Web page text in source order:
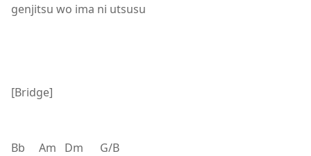
genjitsu wo ima ni utsusu
[Bridge]
Bb Am Dm G/B